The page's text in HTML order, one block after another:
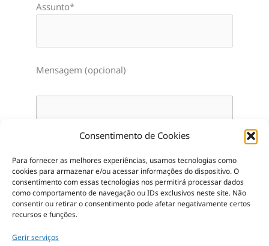
Consentimento de Cookies
Para fornecer as melhores experiências, usamos tecnologias como
cookies para armazenar e/ou acessar informações do dispositivo.O
consentimento com essas tecnologias nos permitirá processar dados
como comportamento de navegação ou IDs exclusivos neste site. Não
consentir ou retirar o consentimento pode afetar negativamente certos
recursos e funções.
Gerir serviços
Assunto*
Mensagem (opcional)